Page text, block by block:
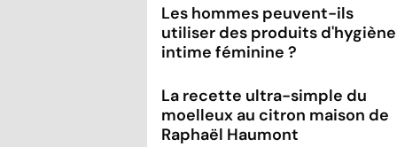
Les hommes peuvent-ils
utiliser des produits d'hygiène
intime féminine ?
La recette ultra-simple du
moelleux au citron maison de
Raphaël Haumont